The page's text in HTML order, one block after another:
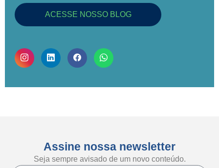
ACESSE NOSSO BLOG
Assine nossa newsletter
Seja sempre avisado de um novo conteúdo.